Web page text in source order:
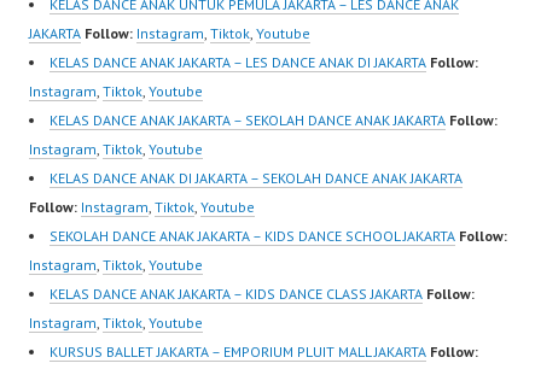
KELAS DANCE ANAK UNTUK PEMULA JAKARTA – LES DANCE ANAK
JAKARTA Follow: Instagram Tiktok Youtube
KELAS DANCE ANAK JAKARTA – LES DANCE ANAK DI JAKARTA Follow:
Instagram Tiktok Youtube
KELAS DANCE ANAK JAKARTA – SEKOLAH DANCE ANAK JAKARTA Follow:
Instagram Tiktok Youtube
KELAS DANCE ANAK DI JAKARTA – SEKOLAH DANCE ANAK JAKARTA
Follow: Instagram Tiktok Youtube
SEKOLAH DANCE ANAK JAKARTA – KIDS DANCE SCHOOL JAKARTA Follow:
Instagram Tiktok Youtube
KELAS DANCE ANAK JAKARTA – KIDS DANCE CLASS JAKARTA Follow:
Instagram Tiktok Youtube
KURSUS BALLET JAKARTA – EMPORIUM PLUIT MALL JAKARTA Follow: